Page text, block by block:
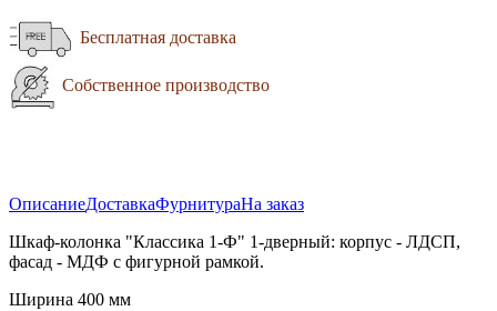
Бесплатная доставка
Собственное производство
ОписаниеДоставкаФурнитураНа заказ
Шкаф-колонка "Классика 1-Ф" 1-дверный: корпус - ЛДСП,
фасад - МДФ с фигурной рамкой.
Ширина 400 мм